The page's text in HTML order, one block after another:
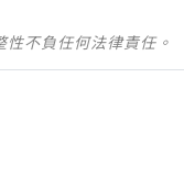
不負任何法律責任。